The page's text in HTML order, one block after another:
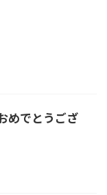
めでとうござ